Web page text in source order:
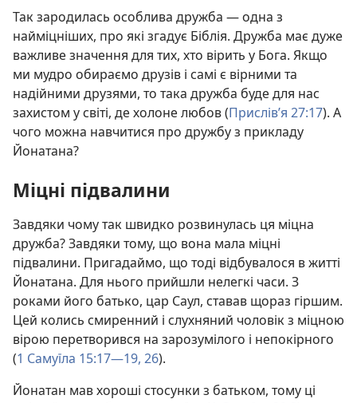
Так зародилась особлива дружба — одна з
найміцніших, про які згадує Біблія. Дружба має дуже
важливе значення для тих, хто вірить у Бога. Якщо
ми мудро обираємо друзів і самі є вірними та
надійними друзями, то така дружба буде для нас
захистом у світі, де холоне любов (Прислів’я 27:17). А
чого можна навчитися про дружбу з прикладу
Йонатана?
Міцні підвалини
Завдяки чому так швидко розвинулась ця міцна
дружба? Завдяки тому, що вона мала міцні
підвалини. Пригадаймо, що тоді відбувалося в житті
Йонатана. Для нього прийшли нелегкі часи. З
роками його батько, цар Саул, ставав щораз гіршим.
Цей колись смиренний і слухняний чоловік з міцною
вірою перетворився на зарозумілого і непокірного
(1 Самуїла 15:17—19, 26).
Йонатан мав хороші стосунки з батьком, тому ці